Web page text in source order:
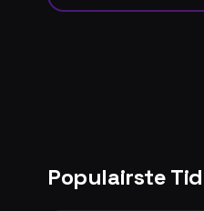
Populairste